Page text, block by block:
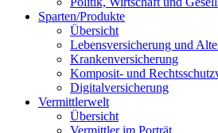
Sparten/Produkte
Übersicht
Lebensversicherung und
Krankenversicherung
Komposit- und
Digitalversicherung
Vermittlerwelt
Übersicht
Vermittler im Porträt